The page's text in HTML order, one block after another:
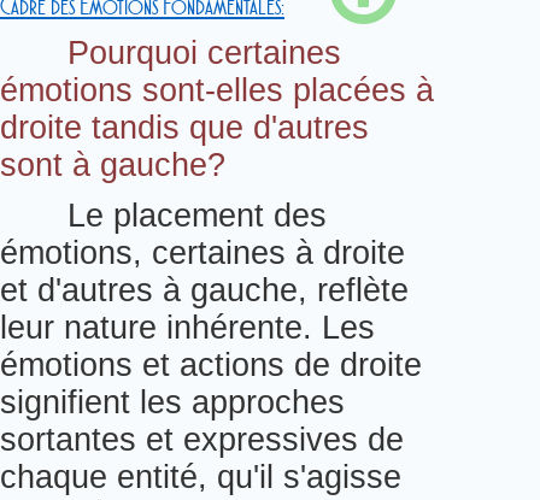
Cadre des Émotions Fondamentales:
Pourquoi certaines
émotions sont-elles placées à
droite tandis que d'autres
sont à gauche?
Le placement des
émotions, certaines à droite
et d'autres à gauche, reflète
leur nature inhérente. Les
émotions et actions de droite
signifient les approches
sortantes et expressives de
chaque entité, qu'il s'agisse